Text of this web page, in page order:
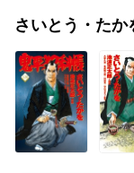
さいとう・たか